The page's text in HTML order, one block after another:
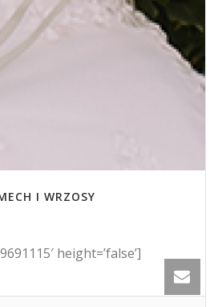
I WRZOSY
height=’false’]